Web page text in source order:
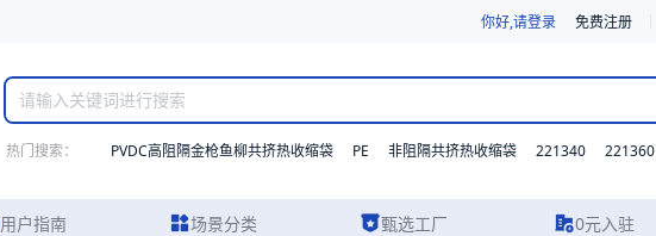
你好,请登录 免费注册
热门搜索： PVDC高阻隔金枪鱼柳共挤热收缩袋 PE 非阻隔共挤热收缩袋 221340 221360
用户指南 场景分类 甄选工厂 0元入驻